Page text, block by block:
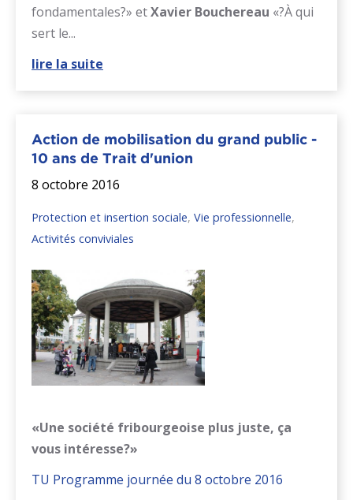
fondamentales?» etXavier Bouchereau «?À qui
sert le...
lire la suite
Action de mobilisation du grand public -
10 ans de Trait d'union
8 octobre 2016
Protection et insertion sociale, Vie professionnelle,
Activités conviviales
«Une société fribourgeoise plus juste, ça
vous intéresse?»
TU Programme journée du 8 octobre 2016